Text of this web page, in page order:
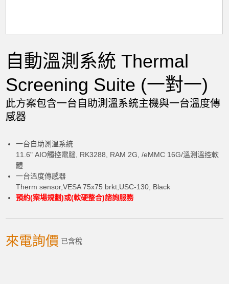
自動溫測系統 Thermal
Screening Suite (一對一)
此方案包含一台自助測溫系統主機與一台溫度傳
感器
一台自助測溫系統
11.6" AIO觸控電腦, RK3288, RAM 2G, /eMMC 16G/溫測溫控軟
體
一台溫度傳感器
Therm sensor,VESA 75x75 brkt,USC-130, Black
預約(案場規劃)或(軟硬整合)諮詢服務
來電詢價 已含稅